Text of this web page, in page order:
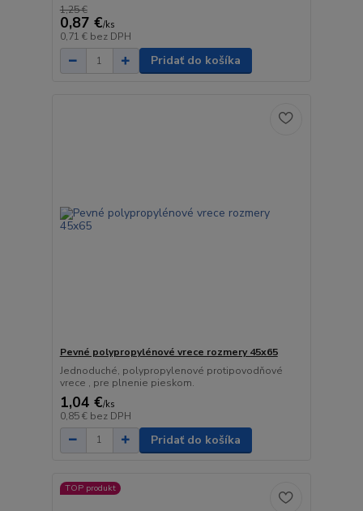
1,25 €
0,87 €/ks
0,71 € bez DPH
Pridať do košíka
Pevné polypropylénové vrece rozmery 45x65
Jednoduché, polypropylenové protipovodňové
vrece , pre plnenie pieskom.
1,04 €/ks
0,85 € bez DPH
Pridať do košíka
TOP produkt